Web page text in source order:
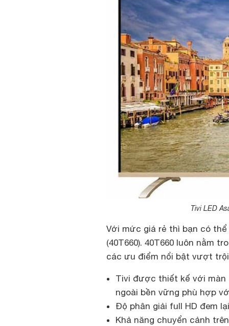
Tivi LED
Với mức giá rẻ thì bạn có
(40T660). 40T660 luôn nằm
các ưu điểm nổi bật vượt
Tivi được thiết kế với
ngoài bền vững phù hợp
Độ phân giải full HD đem
Khả năng chuyển cảnh